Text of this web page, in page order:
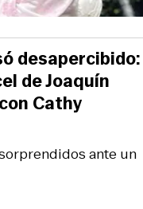
ante un
desapercibido:
de Joaquín
Cathy